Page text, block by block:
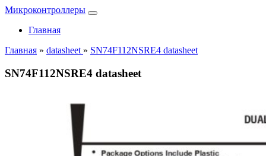
Микроконтроллеры
Главная
Главная » datasheet » SN74F112NSRE4 datasheet
SN74F112NSRE4 datasheet